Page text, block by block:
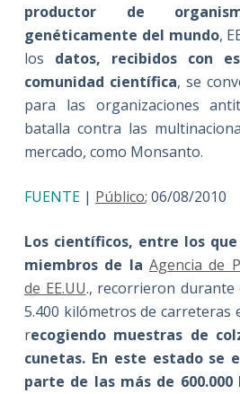
productor de
genéticamente del mundo,
los datos, recibidos con
comunidad científica, se
para las organizaciones
batalla contra las
mercado, como Monsanto.
FUENTE | Público; 06/08/2010
Los científicos, entre los
miembros de la Agencia de
de EE.UU., recorrieron
5.400 kilómetros de carreteras
recogiendo muestras de
cunetas. En este estado se
parte de las más de